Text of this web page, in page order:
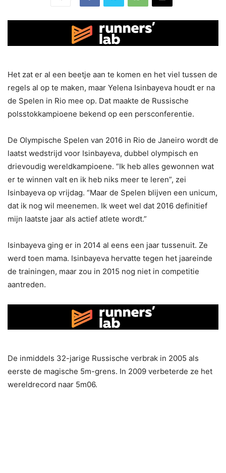
Het zat er al een beetje aan te komen en het viel tussen de
regels al op te maken, maar Yelena Isinbayeva houdt er na
de Spelen in Rio mee op. Dat maakte de Russische
polsstokkampioene bekend op een persconferentie.
De Olympische Spelen van 2016 in Rio de Janeiro wordt de
laatst wedstrijd voor Isinbayeva, dubbel olympisch en
drievoudig wereldkampioene. “Ik heb alles gewonnen wat
er te winnen valt en ik heb niks meer te leren”, zei
Isinbayeva op vrijdag. “Maar de Spelen blijven een unicum,
dat ik nog wil meenemen. Ik weet wel dat 2016 definitief
mijn laatste jaar als actief atlete wordt.”
Isinbayeva ging er in 2014 al eens een jaar tussenuit. Ze
werd toen mama. Isinbayeva hervatte tegen het jaareinde
de trainingen, maar zou in 2015 nog niet in competitie
aantreden.
De inmiddels 32-jarige Russische verbrak in 2005 als
eerste de magische 5m-grens. In 2009 verbeterde ze het
wereldrecord naar 5m06.